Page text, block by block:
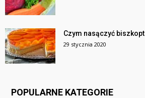
Czym nasączyć biszkopt
29 stycznia 2020
POPULARNE KATEGORIE